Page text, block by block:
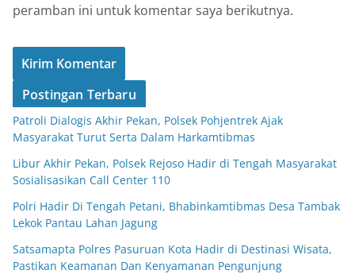
peramban ini untuk komentar saya berikutnya.
Postingan Terbaru
Patroli Dialogis Akhir Pekan, Polsek Pohjentrek Ajak
Masyarakat Turut Serta Dalam Harkamtibmas
Libur Akhir Pekan, Polsek Rejoso Hadir di Tengah Masyarakat
Sosialisasikan Call Center 110
Polri Hadir Di Tengah Petani, Bhabinkamtibmas Desa Tambak
Lekok Pantau Lahan Jagung
Satsamapta Polres Pasuruan Kota Hadir di Destinasi Wisata,
Pastikan Keamanan Dan Kenyamanan Pengunjung